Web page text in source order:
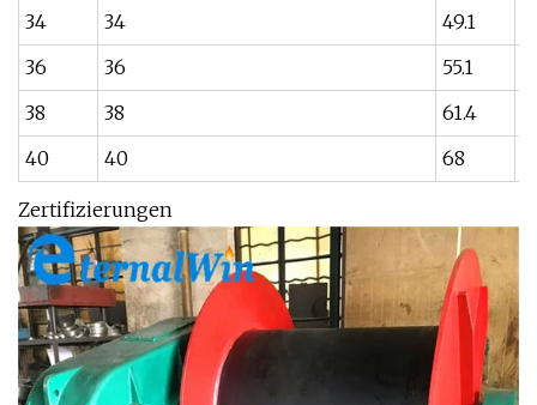
34 34 49.1
36
36 55.1
38
38 61.4
40
40 68
Zertifizierungen